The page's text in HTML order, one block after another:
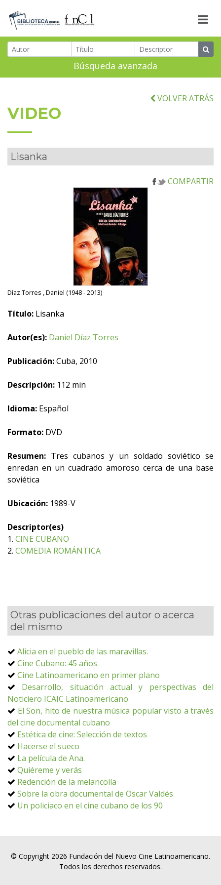
Búsqueda avanzada
VOLVER ATRÁS
VIDEO
Lisanka
COMPARTIR
Díaz Torres , Daniel (1948 - 2013)
Título: Lisanka
Autor(es): Daniel Díaz Torres
Publicación:Cuba, 2010
Descripción: 112 min
Idioma: Español
Formato: DVD
Resumen: Tres cubanos y un soldado soviético se
enredan en un cuadrado amoroso cerca de una base
soviética
Ubicación: 1989-V
Descriptor(es)
1. CINE CUBANO
2. COMEDIA ROMÁNTICA
Otras publicaciones del autor o acerca
del mismo
Alicia en el pueblo de las maravillas.
Cine Cubano: 45 años
Cine Latinoamericano en primer plano
Desarrollo, situación actual y perspectivas del
Noticiero ICAIC Latinoamericano
El Son, hito de nuestra música popular visto a través
del cine documental cubano
Estética de cine: Selección de textos
Hacerse el sueco
La película de Ana.
Quiéreme y verás
Redención de la melancolía
Sobre la obra documental de Oscar Valdés
Un policiaco en el cine cubano de los 90
© Copyright 2026 Fundación del Nuevo Cine Latinoamericano.
Todos los derechos reservados.